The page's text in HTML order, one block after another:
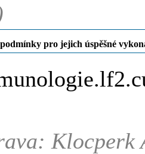
pro jejich úspěšné
Klocperk